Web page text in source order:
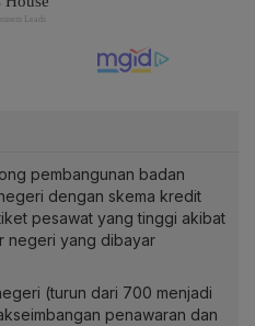
pembangunan badan
dengan skema kredit
pesawat yang tinggi akibat
negeri yang dibayar
(turun dari 700 menjadi
penawaran dan